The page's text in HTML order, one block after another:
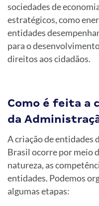
sociedades de
estratégicos, como
entidades
para o
direitos aos cidadãos.
Como é feita a
da
A criação de entidades
Brasil ocorre por meio
natureza, as
entidades. Podemos
algumas etapas: